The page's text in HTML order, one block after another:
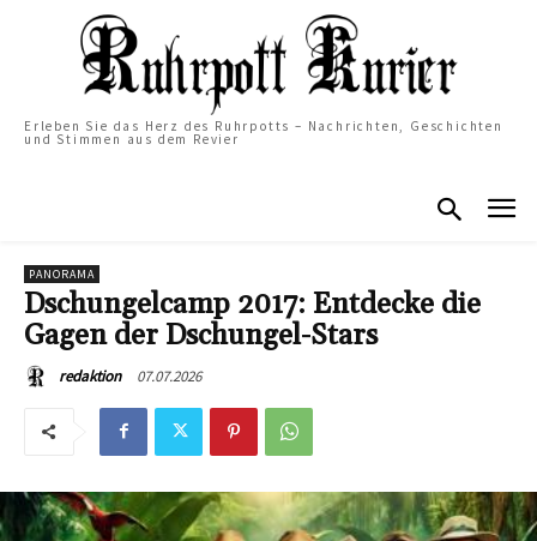
Erleben Sie das Herz des Ruhrpotts – Nachrichten, Geschichten
und Stimmen aus dem Revier
PANORAMA
Dschungelcamp 2017: Entdecke die
Gagen der Dschungel-Stars
redaktion 07.07.2026